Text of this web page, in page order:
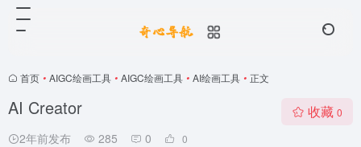
首页 • AIGC绘画工具 • AIGC绘画工具 • AI绘画工具 • 正文
AI Creator
2年前发布 285 0 0
收藏 0